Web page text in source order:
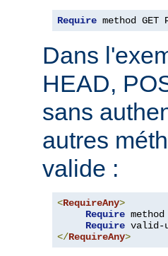
Require method GET
Dans
HEAD,
sans
autres
valide :
<RequireAny>
Require method
Require
</RequireAny>